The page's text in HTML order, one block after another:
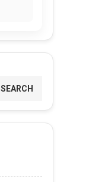
SEARCH